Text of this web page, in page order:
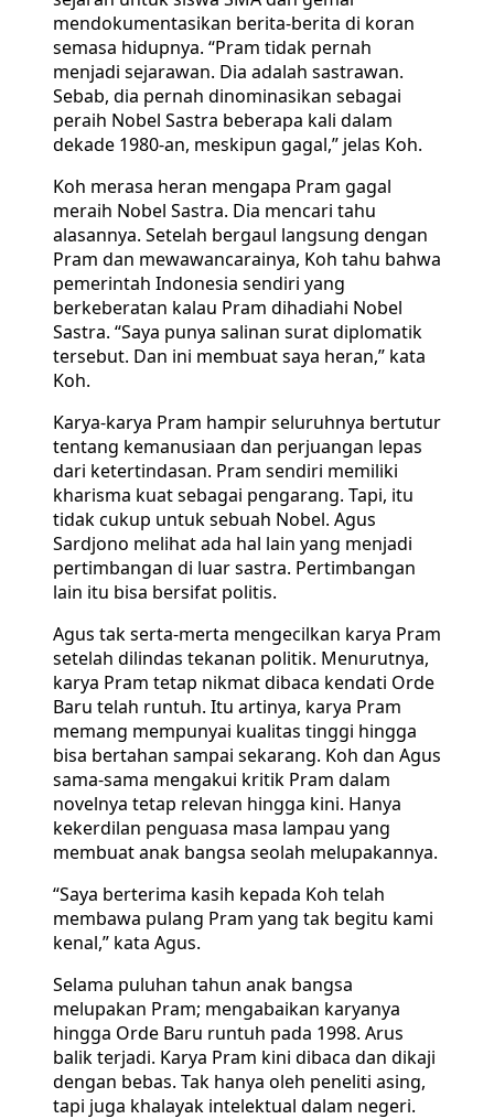
mendokumentasikan berita-berita di koran
semasa hidupnya. “Pram tidak pernah
menjadi sejarawan. Dia adalah sastrawan.
Sebab, dia pernah dinominasikan sebagai
peraih Nobel Sastra beberapa kali dalam
dekade 1980-an, meskipun gagal,” jelas Koh.
Koh merasa heran mengapa Pram gagal
meraih Nobel Sastra. Dia mencari tahu
alasannya. Setelah bergaul langsung dengan
Pram dan mewawancarainya, Koh tahu bahwa
pemerintah Indonesia sendiri yang
berkeberatan kalau Pram dihadiahi Nobel
Sastra. “Saya punya salinan surat diplomatik
tersebut. Dan ini membuat saya heran,” kata
Koh.
Karya-karya Pram hampir seluruhnya bertutur
tentang kemanusiaan dan perjuangan lepas
dari ketertindasan. Pram sendiri memiliki
kharisma kuat sebagai pengarang. Tapi, itu
tidak cukup untuk sebuah Nobel. Agus
Sardjono melihat ada hal lain yang menjadi
pertimbangan di luar sastra. Pertimbangan
lain itu bisa bersifat politis.
Agus tak serta-merta mengecilkan karya Pram
setelah dilindas tekanan politik. Menurutnya,
karya Pram tetap nikmat dibaca kendati Orde
Baru telah runtuh. Itu artinya, karya Pram
memang mempunyai kualitas tinggi hingga
bisa bertahan sampai sekarang. Koh dan Agus
sama-sama mengakui kritik Pram dalam
novelnya tetap relevan hingga kini. Hanya
kekerdilan penguasa masa lampau yang
membuat anak bangsa seolah melupakannya.
“Saya berterima kasih kepada Koh telah
membawa pulang Pram yang tak begitu kami
kenal,” kata Agus.
Selama puluhan tahun anak bangsa
melupakan Pram; mengabaikan karyanya
hingga Orde Baru runtuh pada 1998. Arus
balik terjadi. Karya Pram kini dibaca dan dikaji
dengan bebas. Tak hanya oleh peneliti asing,
tapi juga khalayak intelektual dalam negeri.